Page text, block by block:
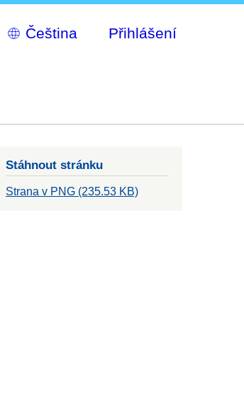
Select
your
Přihlášení
Stáhnout stránku
Strana v PNG (235.53 KB)